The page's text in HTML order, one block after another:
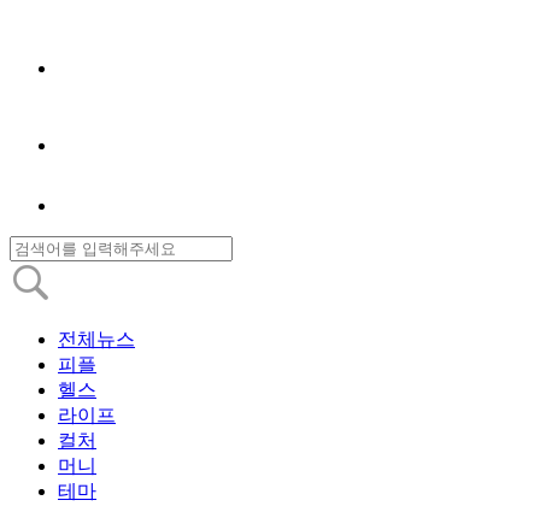
전체뉴스
피플
헬스
라이프
컬처
머니
테마